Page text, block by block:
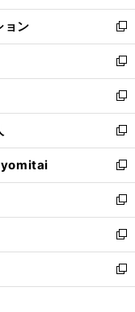
開
く
ウ
で
開
く
ン
ド
ウ
で
開
く
ウ
ィ
ン
ド
ウ
で
開
く
ョン
新
し
い
ウ
ィ
ン
ド
ウ
で
開
く
新
し
い
ウ
ィ
ン
ド
ウ
で
開
く
新
し
い
ウ
ィ
ン
ド
ウ
で
開
く
新
し
い
ウ
ィ
ン
ド
ウ
で
開
yomitai
新
し
い
ウ
ィ
ン
ド
ウ
新
し
い
ウ
ィ
ン
新
し
い
ウ
新
し